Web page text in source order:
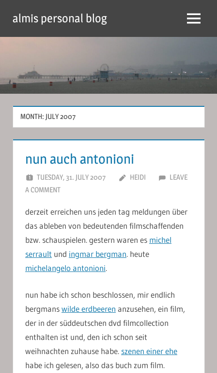
content
almis personal blog Menu
MONTH: JULY 2007
nun auch antonioni
TUESDAY, 31. JULY 2007 HEIDI
LEAVE
A COMMENT
derzeit erreichen uns jeden tag meldungen über
das ableben von bedeutenden filmschaffenden
bzw. schauspielen. gestern waren es michel
serrault und ingmar bergman. heute
michelangelo antonioni.
nun habe ich schon beschlossen, mir endlich
bergmanswilde erdbeeren anzusehen, ein film,
der in der süddeutschen dvd filmcollection
enthalten ist und, den ich schon seit
weihnachten zuhause habe. szenen einer ehe
habe ich gelesen, also das buch zum film.